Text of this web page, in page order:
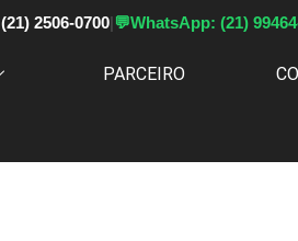
(21) 2506-0700|💬WhatsApp: (21)
PARCEIRO